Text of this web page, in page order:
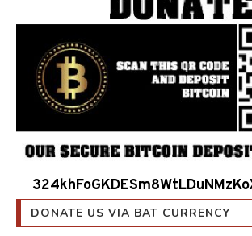
DONATE US VIA BAT CURRENCY